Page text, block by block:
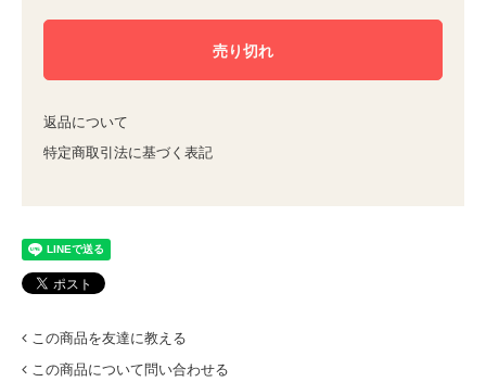
返品について
特定商取引法に基づく表記
この商品を友達に教える
この商品について問い合わせる